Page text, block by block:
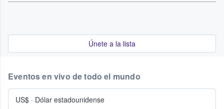
Únete a la lista
Eventos en vivo de todo el mundo
US$ · Dólar estadounidense